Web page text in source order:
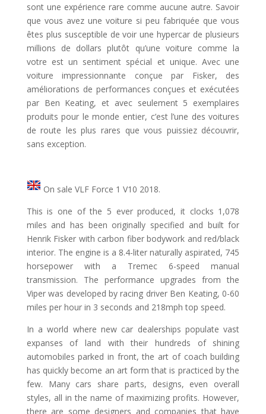
sont une expérience rare comme aucune autre. Savoir
que vous avez une voiture si peu fabriquée que vous
êtes plus susceptible de voir une hypercar de plusieurs
millions de dollars plutôt qu’une voiture comme la
votre est un sentiment spécial et unique. Avec une
voiture impressionnante conçue par Fisker, des
améliorations de performances conçues et exécutées
par Ben Keating, et avec seulement 5 exemplaires
produits pour le monde entier, c’est l’une des voitures
de route les plus rares que vous puissiez découvrir,
sans exception.
On sale VLF Force 1 V10 2018.
This is one of the 5 ever produced, it clocks 1,078
miles and has been originally specified and built for
Henrik Fisker with carbon fiber bodywork and red/black
interior. The engine is a 8.4-liter naturally aspirated, 745
horsepower with a Tremec 6-speed manual
transmission. The performance upgrades from the
Viper was developed by racing driver Ben Keating, 0-60
miles per hour in 3 seconds and 218mph top speed.
In a world where new car dealerships populate vast
expanses of land with their hundreds of shining
automobiles parked in front, the art of coach building
has quickly become an art form that is practiced by the
few. Many cars share parts, designs, even overall
styles, all in the name of maximizing profits. However,
there are some designers and companies that have